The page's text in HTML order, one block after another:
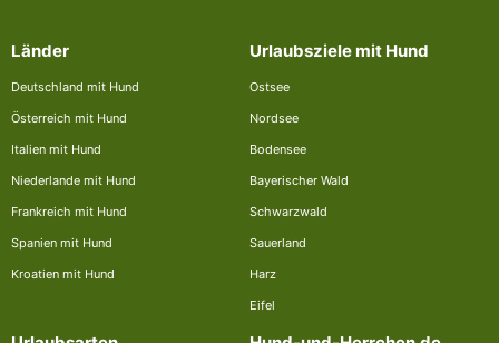
Länder
Deutschland mit Hund
Österreich mit Hund
Italien mit Hund
Niederlande mit Hund
Frankreich mit Hund
Spanien mit Hund
Kroatien mit Hund
Urlaubsziele mit Hund
Ostsee
Nordsee
Bodensee
Bayerischer Wald
Schwarzwald
Sauerland
Harz
Eifel